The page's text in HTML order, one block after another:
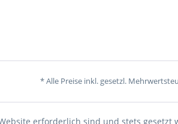
* Alle Preise inkl. gesetzl.
erforderlich sind und stets gesetzt